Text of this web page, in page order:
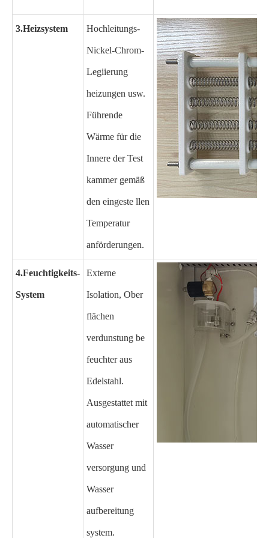
3.Heizsystem Hochleitungs-
Nickel-Chrom-
Legiierung
heizungen usw.
Führende
Wärme für die
Innere der Test
kammer gemäß
den eingeste llen
Temperatur
anförderungen.
4.Feuchtigkeits-
System
Externe
Isolation, Ober
flächen
verdunstung be
feuchter aus
Edelstahl.
Ausgestattet mit
automatischer
Wasser
versorgung und
Wasser
aufbereitung
system.